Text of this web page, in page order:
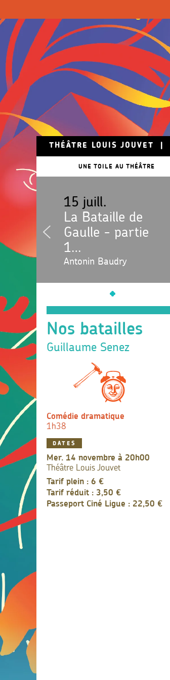
THÉÂTRE LOUIS JOUVET
UNE TOILE AU THÉÂTRE
15 juill.
La Bataille de
Gaulle - partie
1…
Antonin Baudry
Nos batailles
Guillaume Senez
Comédie dramatique
1h38
DATES
mer. 14 novembre à 20h00
Théâtre Louis Jouvet
Tarif plein : 6 €
Tarif réduit : 3,50 €
Passeport Ciné Ligue : 22,50 €